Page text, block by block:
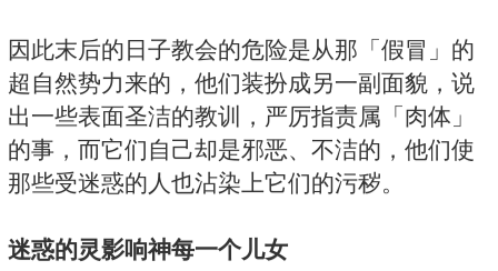
因此末后的日子教会的危险是从那「假冒」的
超自然势力来的，他们装扮成另一副面貌，说
出一些表面圣洁的教训，严厉指责属「肉体」
的事，而它们自己却是邪恶、不洁的，他们使
那些受迷惑的人也沾染上它们的污秽。
迷惑的灵影响神每一个儿女